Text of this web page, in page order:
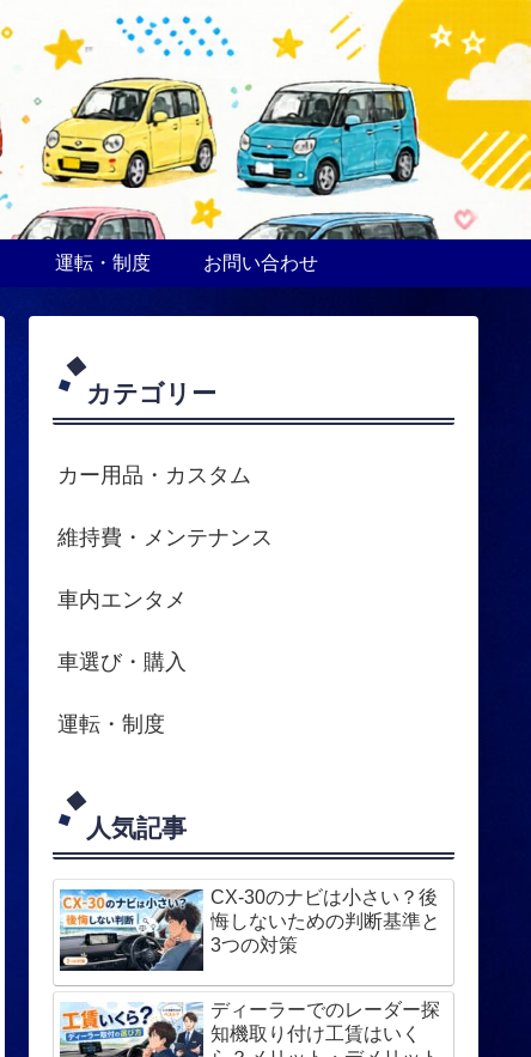
運転・制度 お問い合わせ
カテゴリー
カー用品・カスタム
維持費・メンテナンス
車内エンタメ
車選び・購入
運転・制度
人気記事
CX-30のナビは小さい？後
悔しないための判断基準と
3つの対策
ディーラーでのレーダー探
知機取り付け工賃はいく